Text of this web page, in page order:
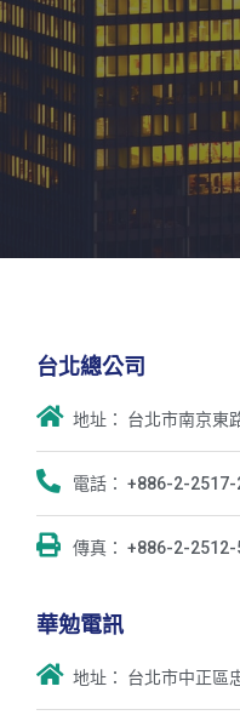
台北總公司
地址： 台北市南京東
電話： +886-2-2517-
傳真： +886-2-2512-
華勉電訊
地址： 台北市中正區